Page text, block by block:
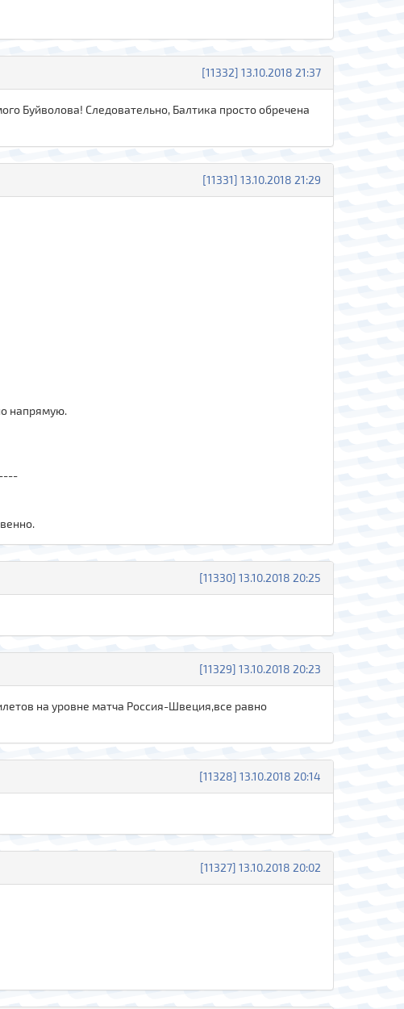
[11332] 13.10.2018 21:37
Буйволова! Следовательно, Балтика просто обречена
[11331] 13.10.2018 21:29
напрямую.
[11330] 13.10.2018 20:25
[11329] 13.10.2018 20:23
на уровне матча Россия-Швеция,все равно
[11328] 13.10.2018 20:14
[11327] 13.10.2018 20:02